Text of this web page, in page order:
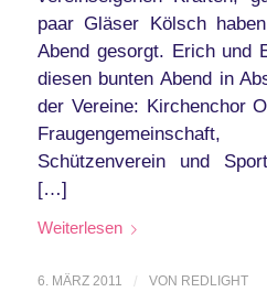
paar Gläser Kölsch
Abend gesorgt. Erich und
diesen bunten Abend in
der Vereine: Kirchenchor
Schützenverein und
[…]
Weiterlesen
6. MÄRZ 2011 / VON REDLIGHT